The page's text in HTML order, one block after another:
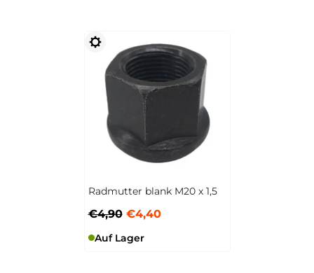
Radmutter blank M20 x 1,5
€4,90 €4,40
Auf Lager